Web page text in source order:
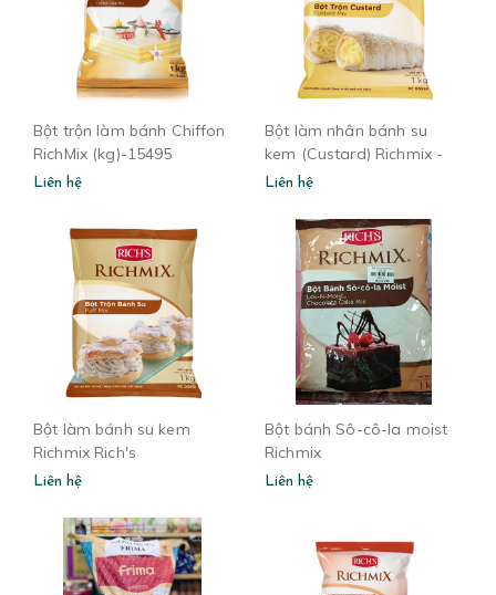
Bột trộn làm bánh Chiffon
RichMix (kg)-15495
(12kg/thùng)
Liên hệ
Bột làm nhân bánh su
kem (Custard) Richmix -
Rich's - Bịch 1kg
Liên hệ
Bột làm bánh su kem
Richmix Rich's
Liên hệ
Bột bánh Sô-cô-la moist
Richmix
Liên hệ